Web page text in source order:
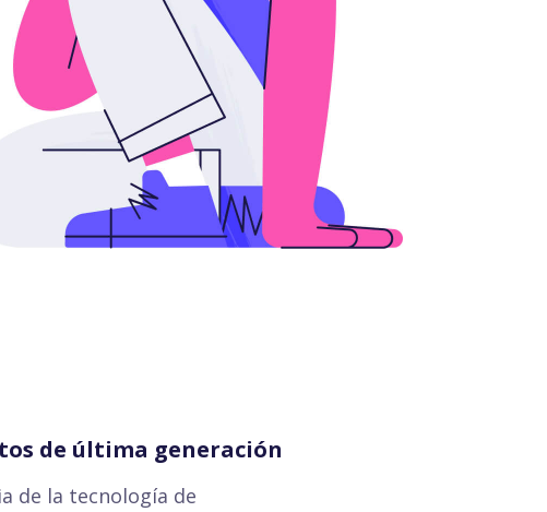
de última generación
de la tecnología de